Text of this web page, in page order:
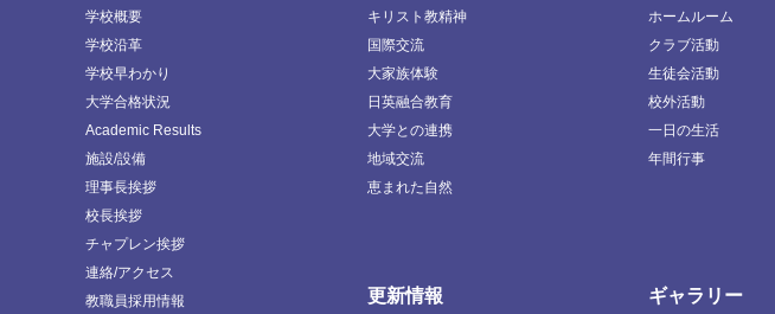
学校概要
学校沿革
学校早わかり
大学合格状況
Academic Results
施設/設備
理事長挨拶
校長挨拶
チャプレン挨拶
連絡/アクセス
教職員採用情報
キリスト教精神
国際交流
大家族体験
日英融合教育
大学との連携
地域交流
恵まれた自然
ホームルーム
クラブ活動
生徒会活動
校外活動
一日の生活
年間行事
更新情報 ギャラリー